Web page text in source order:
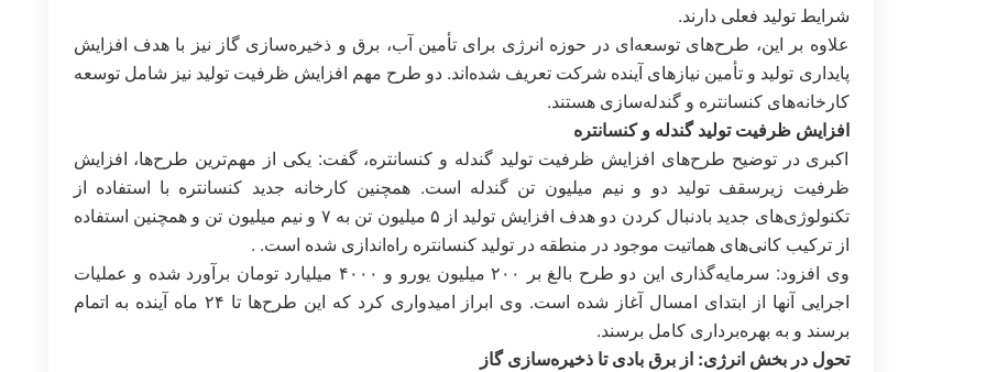
شرایط تولید فعلی دارند.
علاوه بر این، طرح‌های توسعه‌ای در حوزه انرژی برای تأمین آب، برق و ذخیره‌سازی گاز نیز با هدف افزایش
پایداری تولید و تأمین نیازهای آینده شرکت تعریف شده‌اند. دو طرح مهم افزایش ظرفیت تولید نیز شامل توسعه
کارخانه‌های کنسانتره و گندله‌سازی هستند.
افزایش ظرفیت تولید گندله و کنسانتره
اکبری در توضیح طرح‌های افزایش ظرفیت تولید گندله و کنسانتره، گفت: یکی از مهم‌ترین طرح‌ها، افزایش
ظرفیت زیرسقف تولید دو و نیم میلیون تن گندله است. همچنین کارخانه جدید کنسانتره با استفاده از
تکنولوژی‌های جدید بادنبال کردن دو هدف افزایش تولید از ۵ میلیون تن به ۷ و نیم میلیون تن و همچنین استفاده
از ترکیب کانی‌های هماتیت موجود در منطقه در تولید کنسانتره راه‌اندازی شده است. .
وی افزود: سرمایه‌گذاری این دو طرح بالغ بر ۲۰۰ میلیون یورو و ۴۰۰۰ میلیارد تومان برآورد شده و عملیات
اجرایی آنها از ابتدای امسال آغاز شده است. وی ابراز امیدواری کرد که این طرح‌ها تا ۲۴ ماه آینده به اتمام
برسند و به بهره‌برداری کامل برسند.
تحول در بخش انرژی: از برق بادی تا ذخیره‌سازی گاز